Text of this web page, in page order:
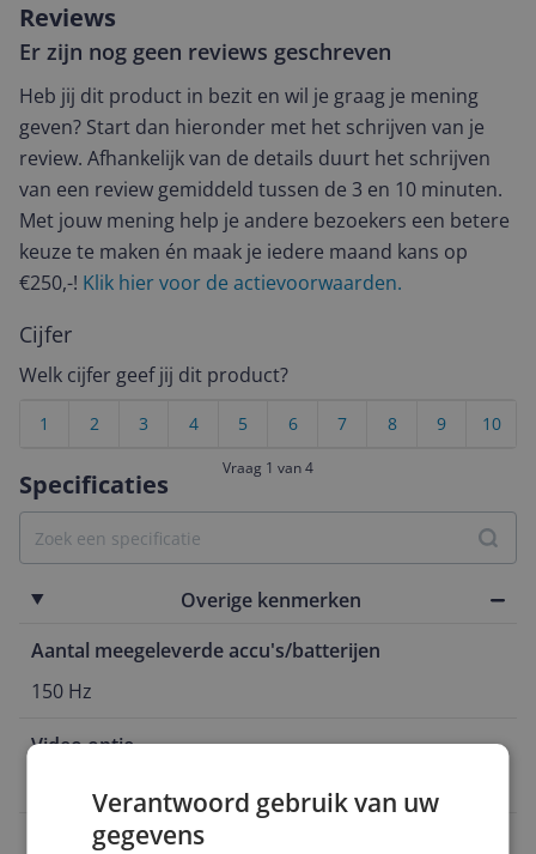
Specificaties
Overige kenmerken
Aantal meegeleverde accu's/batterijen
150 Hz
Video optie
Voedingstype
Reviews
Er zijn nog geen reviews geschreven
Heb jij dit product in bezit en wil je graag je mening
geven? Start dan hieronder met het schrijven van je
review. Afhankelijk van de details duurt het schrijven
van een review gemiddeld tussen de 3 en 10 minuten.
Met jouw mening help je andere bezoekers een betere
keuze te maken én maak je iedere maand kans op
€250,-! Klik hier voor de actievoorwaarden.
Cijfer
Welk cijfer geef jij dit product?
10
9
8
7
6
5
4
3
2
1
Vraag 1 van 4
Verantwoord gebruik van uw
gegevens